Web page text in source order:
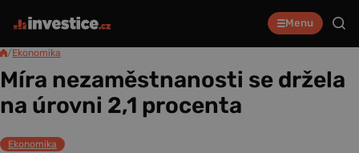
Menu
/Ekonomika
Míra nezaměstnanosti se držela
na úrovni 2,1 procenta
Ekonomika